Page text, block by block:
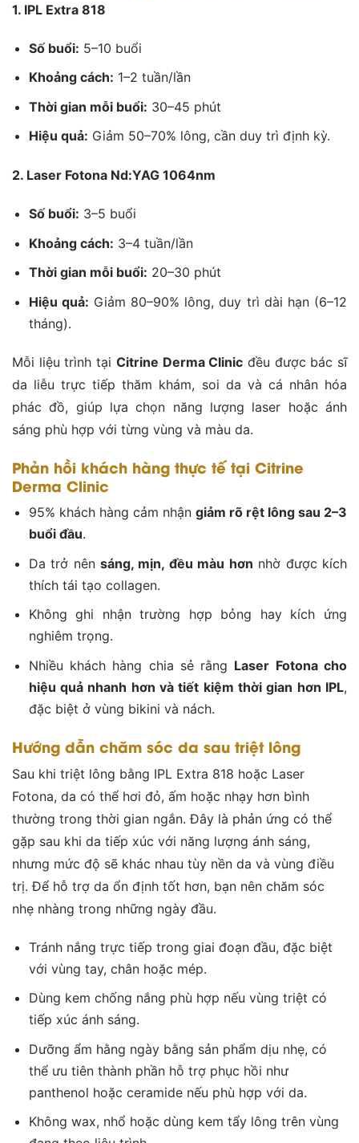
1. IPL Extra 818
Số buổi: 5–10 buổi
Khoảng cách: 1–2 tuần/lần
Thời gian mỗi buổi: 30–45 phút
Hiệu quả: Giảm 50–70% lông, cần duy trì định kỳ.
2. Laser Fotona Nd:YAG 1064nm
Số buổi: 3–5 buổi
Khoảng cách: 3–4 tuần/lần
Thời gian mỗi buổi: 20–30 phút
Hiệu quả: Giảm 80–90% lông, duy trì dài hạn (6–12
tháng).
Mỗi liệu trình tại Citrine Derma Clinic đều được bác sĩ
da liễu trực tiếp thăm khám, soi da và cá nhân hóa
phác đồ, giúp lựa chọn năng lượng laser hoặc ánh
sáng phù hợp với từng vùng và màu da.
Phản hồi khách hàng thực tế tại Citrine
Derma Clinic
95% khách hàng cảm nhận giảm rõ rệt lông sau 2–3
buổi đầu.
Da trở nênsáng, mịn, đều màu hơn nhờ được kích
thích tái tạo collagen.
Không ghi nhận trường hợp bỏng hay kích ứng
nghiêm trọng.
Nhiều khách hàng chia sẻ rằng Laser Fotona cho
hiệu quả nhanh hơn và tiết kiệm thời gian hơn IPL,
đặc biệt ở vùng bikini và nách.
Hướng dẫn chăm sóc da sau triệt lông
Sau khi triệt lông bằng IPL Extra 818 hoặc Laser
Fotona, da có thể hơi đỏ, ấm hoặc nhạy hơn bình
thường trong thời gian ngắn. Đây là phản ứng có thể
gặp sau khi da tiếp xúc với năng lượng ánh sáng,
nhưng mức độ sẽ khác nhau tùy nền da và vùng điều
trị. Để hỗ trợ da ổn định tốt hơn, bạn nên chăm sóc
nhẹ nhàng trong những ngày đầu.
Tránh nắng trực tiếp trong giai đoạn đầu, đặc biệt
với vùng tay, chân hoặc mép.
Dùng kem chống nắng phù hợp nếu vùng triệt có
tiếp xúc ánh sáng.
Dưỡng ẩm hằng ngày bằng sản phẩm dịu nhẹ, có
thể ưu tiên thành phần hỗ trợ phục hồi như
panthenol hoặc ceramide nếu phù hợp với da.
Không wax, nhổ hoặc dùng kem tẩy lông trên vùng